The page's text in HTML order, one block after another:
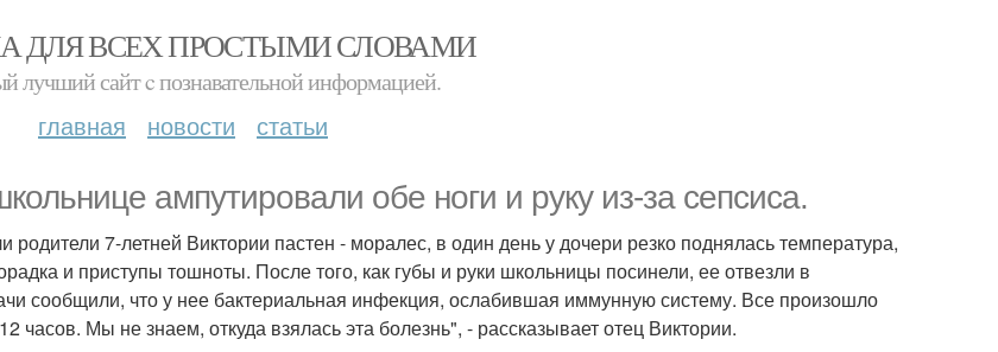
ДЛЯ ВСЕХ ПРОСТЫМИ СЛОВАМИ
лучший сайт c познавательной информацией.
главная новости статьи
ампутировали обе ноги и руку из-за сепсиса.
родители 7-летней Виктории пастен - моралес, в один день у дочери резко поднялась температура,
и приступы тошноты. После того, как губы и руки школьницы посинели, ее отвезли в
сообщили, что у нее бактериальная инфекция, ослабившая иммунную систему. Все произошло
часов. Мы не знаем, откуда взялась эта болезнь", - рассказывает отец Виктории.